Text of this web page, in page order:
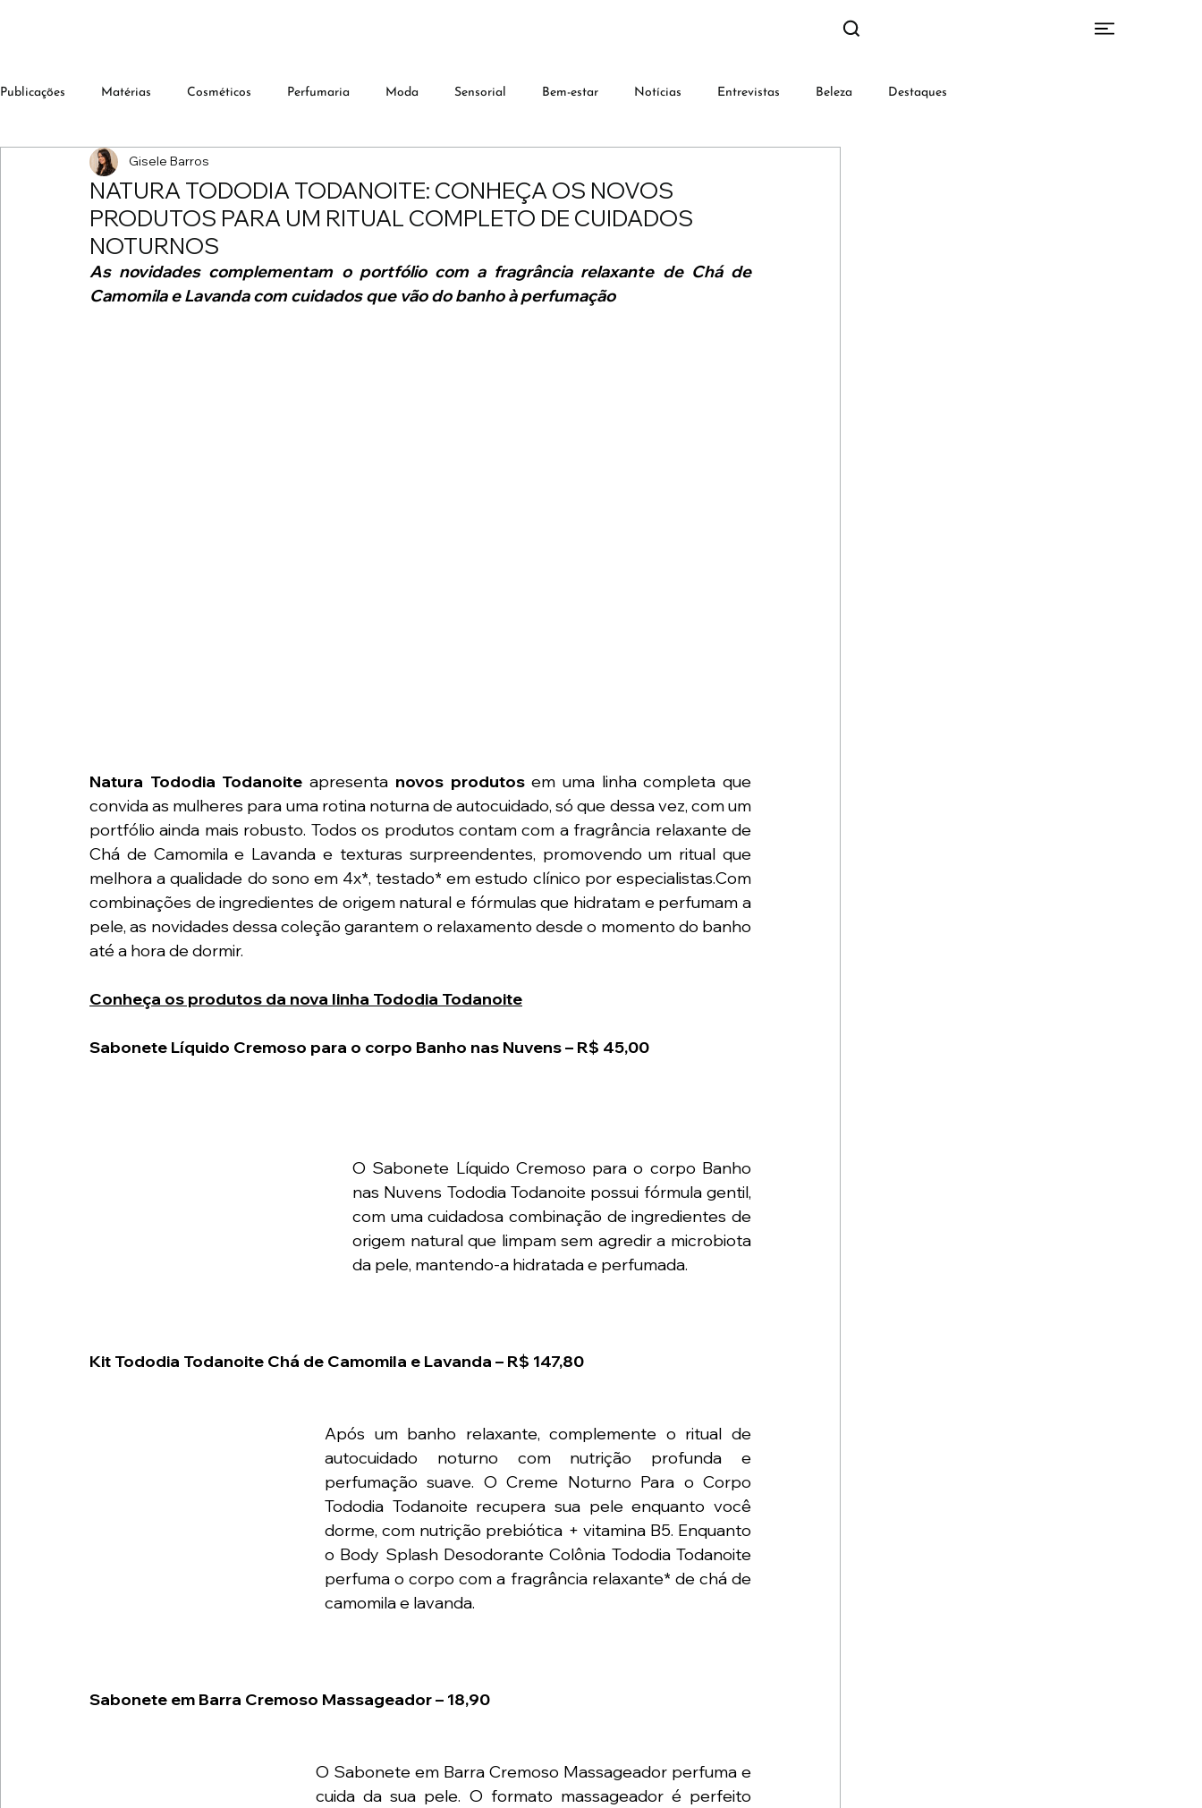
Publicações Matérias Cosméticos Perfumaria Moda Sensorial Bem-estar Notícias Entrevistas Beleza Destaques
NATURA TODODIA TODANOITE: CONHEÇA OS NOVOS
PRODUTOS PARA UM RITUAL COMPLETO DE CUIDADOS
NOTURNOS
Gisele Barros
As novidades complementam o portfólio com a fragrância relaxante de Chá de
Camomila e Lavanda com cuidados que vão do banho à perfumação
Natura Tododia Todanoite apresenta novos produtos em uma linha completa que
convida as mulheres para uma rotina noturna de autocuidado, só que dessa vez, com um
portfólio ainda mais robusto. Todos os produtos contam com a fragrância relaxante de
Chá de Camomila e Lavanda e texturas surpreendentes, promovendo um ritual que
melhora a qualidade do sono em 4x*, testado* em estudo clínico por especialistas.Com
combinações de ingredientes de origem natural e fórmulas que hidratam e perfumam a
pele, as novidades dessa coleção garantem o relaxamento desde o momento do banho
até a hora de dormir.
Conheça os produtos da nova linha Tododia Todanoite
Sabonete Líquido Cremoso para o corpo Banho nas Nuvens – R$ 45,00
O Sabonete Líquido Cremoso para o corpo Banho
nas Nuvens Tododia Todanoite possui fórmula gentil,
com uma cuidadosa combinação de ingredientes de
origem natural que limpam sem agredir a microbiota
da pele, mantendo-a hidratada e perfumada.
Kit Tododia Todanoite Chá de Camomila e Lavanda – R$ 147,80
Após um banho relaxante, complemente o ritual de
autocuidado noturno com nutrição profunda e
perfumação suave. O Creme Noturno Para o Corpo
Tododia Todanoite recupera sua pele enquanto você
dorme, com nutrição prebiótica + vitamina B5. Enquanto
o Body Splash Desodorante Colônia Tododia Todanoite
perfuma o corpo com a fragrância relaxante* de chá de
camomila e lavanda.
Sabonete em Barra Cremoso Massageador – 18,90
O Sabonete em Barra Cremoso Massageador perfuma e
cuida da sua pele. O formato massageador é perfeito